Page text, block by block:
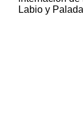
Labio y